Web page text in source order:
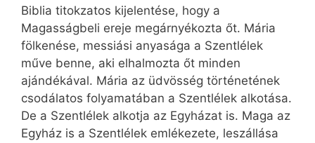
Biblia titokzatos kijelentése, hogy a
Magasságbeli ereje megárnyékozta őt. Mária
fölkenése, messiási anyasága a Szentlélek
műve benne, aki elhalmozta őt minden
ajándékával. Mária az üdvösség történetének
csodálatos folyamatában a Szentlélek alkotása.
De a Szentlélek alkotja az Egyházat is. Maga az
Egyház is a Szentlélek emlékezete, leszállása